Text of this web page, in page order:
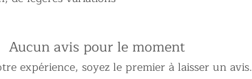
Aucun avis pour le moment
expérience, soyez le premier à laisser un avis.